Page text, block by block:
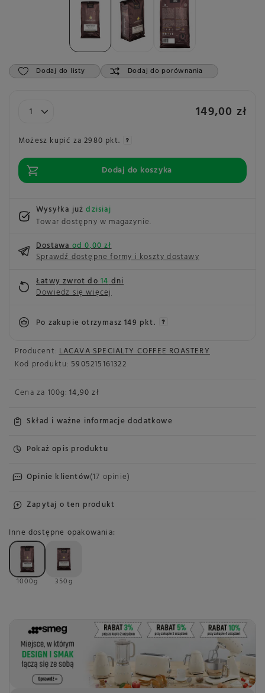
Dodaj do listy Dodaj do porównania
Producent: LACAVA SPECIALTY COFFEE ROASTERY
Kod produktu: 5905215161322
Cena za 100g: 14,90 zł
Skład i ważne informacje dodatkowe
Pokaż opis produktu
Opinie klientów(17 opinie)
Zapytaj o ten produkt
Inne dostępne opakowania
1000g 350g
149,00 zł
Możesz kupić za2980 pkt.
Dodaj do koszyka
Wysyłka jużdzisiaj
Towar dostępny w magazynie
Dostawaod 0,00 zł
Sprawdź dostępne formy i koszty dostawy
Łatwy zwrot do14dni
Dowiedz się więcej
Po zakupie otrzymasz149 pkt.